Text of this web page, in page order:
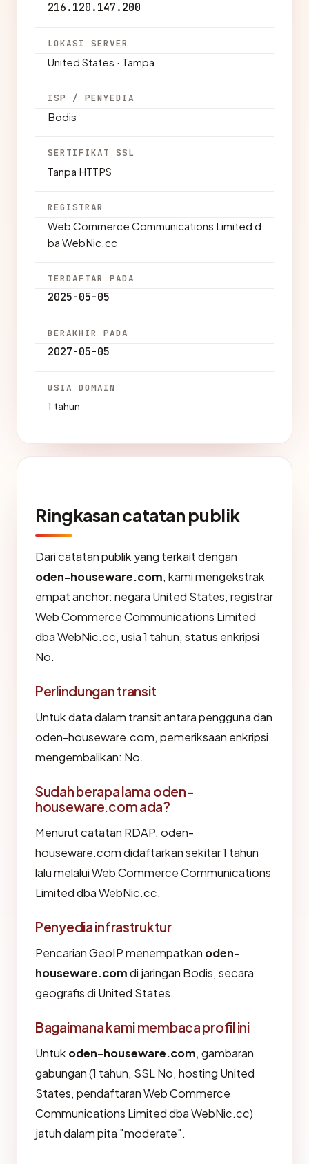
216.120.147.200
LOKASI SERVER
United States · Tampa
ISP / PENYEDIA
Bodis
SERTIFIKAT SSL
Tanpa HTTPS
REGISTRAR
Web Commerce Communications Limited d
ba WebNic.cc
TERDAFTAR PADA
2025-05-05
BERAKHIR PADA
2027-05-05
USIA DOMAIN
1 tahun
Ringkasan catatan publik
Dari catatan publik yang terkait dengan
oden-houseware.com, kami mengekstrak
empat anchor: negara United States, registrar
Web Commerce Communications Limited
dba WebNic.cc, usia 1 tahun, status enkripsi
No.
Perlindungan transit
Untuk data dalam transit antara pengguna dan
oden-houseware.com, pemeriksaan enkripsi
mengembalikan: No.
Sudah berapa lama oden-
houseware.com ada?
Menurut catatan RDAP, oden-
houseware.com didaftarkan sekitar 1 tahun
lalu melalui Web Commerce Communications
Limited dba WebNic.cc.
Penyedia infrastruktur
Pencarian GeoIP menempatkan oden-
houseware.comdi jaringan Bodis, secara
geografis di United States.
Bagaimana kami membaca profil ini
Untuk oden-houseware.com, gambaran
gabungan (1 tahun, SSL No, hosting United
States, pendaftaran Web Commerce
Communications Limited dba WebNic.cc)
jatuh dalam pita "moderate".